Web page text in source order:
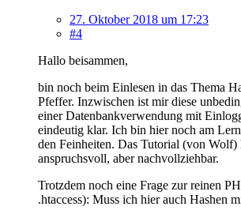
27. Oktober 2018 um 17:23
#4
Hallo beisammen,
bin noch beim Einlesen in das Thema
Pfeffer. Inzwischen ist mir diese
einer Datenbankverwendung mit
eindeutig klar. Ich bin hier noch am
den Feinheiten. Das Tutorial (von Wolf)
anspruchsvoll, aber nachvollziehbar.
Trotzdem noch eine Frage zur reinen
.htaccess): Muss ich hier auch Hashen